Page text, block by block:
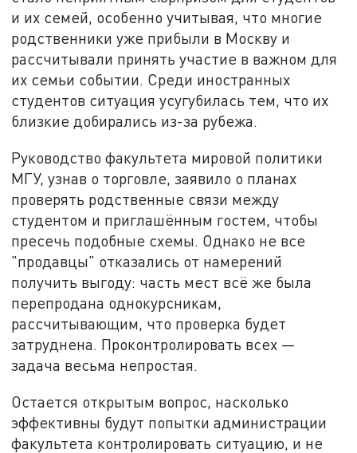
и их семей, особенно учитывая, что многие
родственники уже прибыли в Москву и
рассчитывали принять участие в важном для
их семьи событии. Среди иностранных
студентов ситуация усугубилась тем, что их
близкие добирались из-за рубежа.
Руководство факультета мировой политики
МГУ, узнав о торговле, заявило о планах
проверять родственные связи между
студентом и приглашённым гостем, чтобы
пресечь подобные схемы. Однако не все
"продавцы" отказались от намерений
получить выгоду: часть мест всё же была
перепродана однокурсникам,
рассчитывающим, что проверка будет
затруднена. Проконтролировать всех —
задача весьма непростая.
Остается открытым вопрос, насколько
эффективны будут попытки администрации
факультета контролировать ситуацию, и не